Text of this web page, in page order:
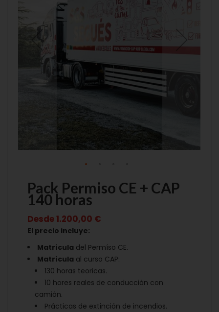
imágenes
imágenes
Pack Permiso CE + CAP
140 horas
Desde 1.200,00 €
El precio incluye:
Matrícula del Permíso CE.
Matrícula al curso CAP:
130 horas teoricas.
10 hores reales de conducción con
camión.
Prácticas de extinción de incendios.